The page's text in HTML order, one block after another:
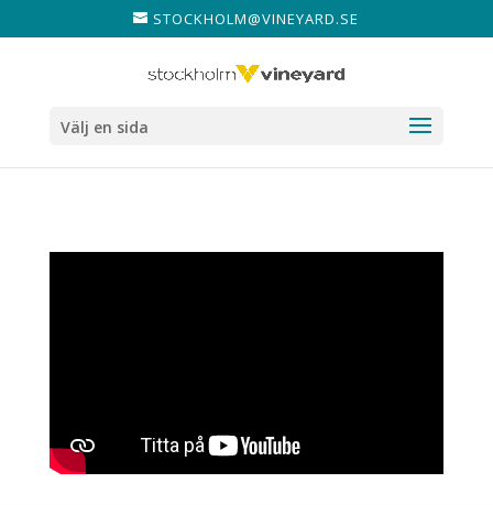
STOCKHOLM@VINEYARD.SE
Välj en sida